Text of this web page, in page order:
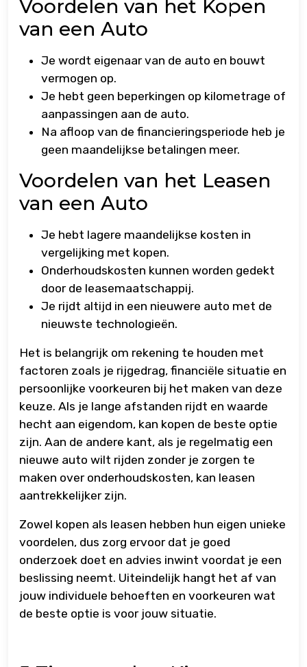
Voordelen van het Kopen
van een Auto
Je wordt eigenaar van de auto en bouwt
vermogen op.
Je hebt geen beperkingen op kilometrage of
aanpassingen aan de auto.
Na afloop van de financieringsperiode heb je
geen maandelijkse betalingen meer.
Voordelen van het Leasen
van een Auto
Je hebt lagere maandelijkse kosten in
vergelijking met kopen.
Onderhoudskosten kunnen worden gedekt
door de leasemaatschappij.
Je rijdt altijd in een nieuwere auto met de
nieuwste technologieën.
Het is belangrijk om rekening te houden met
factoren zoals je rijgedrag, financiële situatie en
persoonlijke voorkeuren bij het maken van deze
keuze. Als je lange afstanden rijdt en waarde
hecht aan eigendom, kan kopen de beste optie
zijn. Aan de andere kant, als je regelmatig een
nieuwe auto wilt rijden zonder je zorgen te
maken over onderhoudskosten, kan leasen
aantrekkelijker zijn.
Zowel kopen als leasen hebben hun eigen unieke
voordelen, dus zorg ervoor dat je goed
onderzoek doet en advies inwint voordat je een
beslissing neemt. Uiteindelijk hangt het af van
jouw individuele behoeften en voorkeuren wat
de beste optie is voor jouw situatie.